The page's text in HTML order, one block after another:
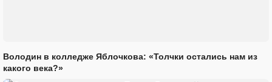
Володин в колледже Яблочкова: «Толчки остались нам из
какого века?»